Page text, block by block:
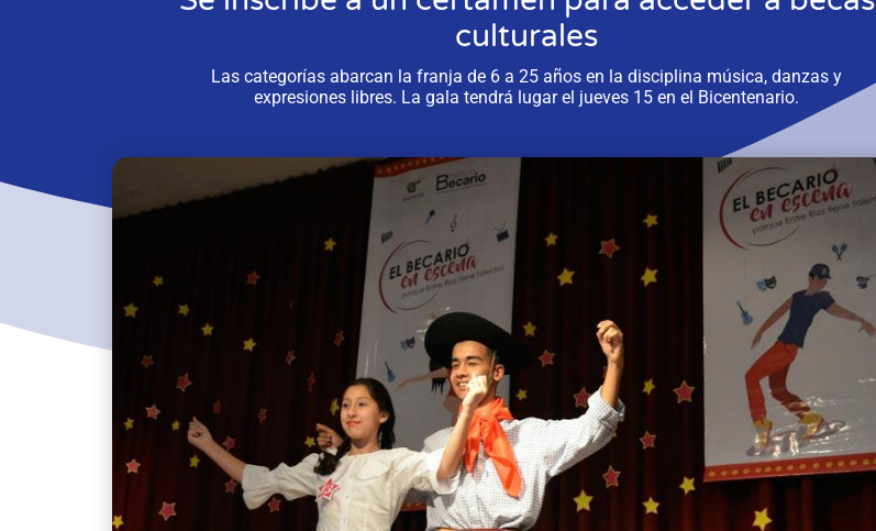
culturales
Las categorías abarcan la franja de 6 a 25 años en la disciplina música, danzas y
expresiones libres. La gala tendrá lugar el jueves 15 en el Bicentenario.